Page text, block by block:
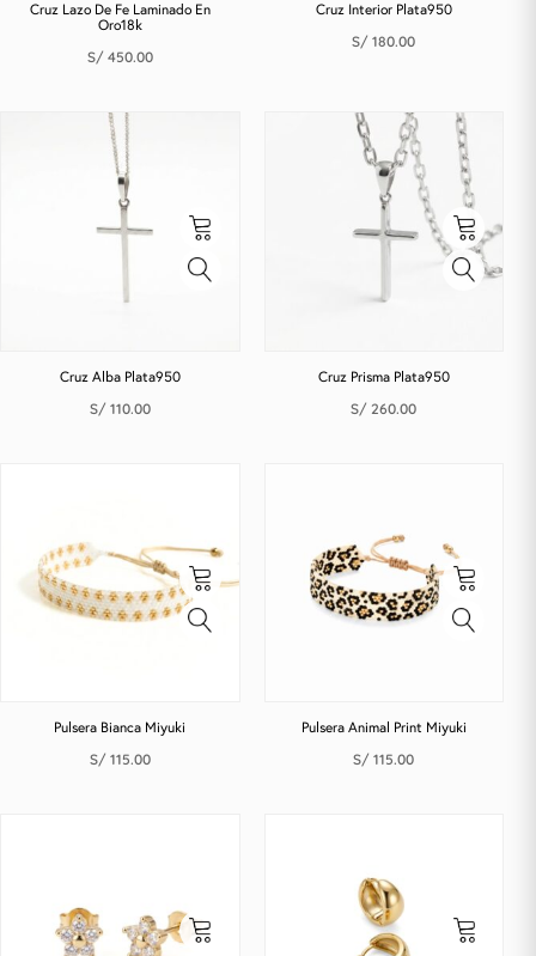
Cruz Lazo De Fe Laminado En
Oro18k
S/ 450.00
Cruz Interior Plata950
S/ 180.00
Cruz Alba Plata950
S/ 110.00
Cruz Prisma Plata950
S/ 260.00
Pulsera Bianca Miyuki
S/ 115.00
Pulsera Animal Print Miyuki
S/ 115.00